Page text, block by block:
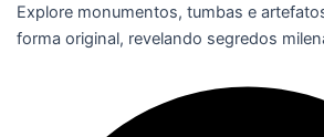
Explore monumentos, tumbas e
forma original, revelando segredos